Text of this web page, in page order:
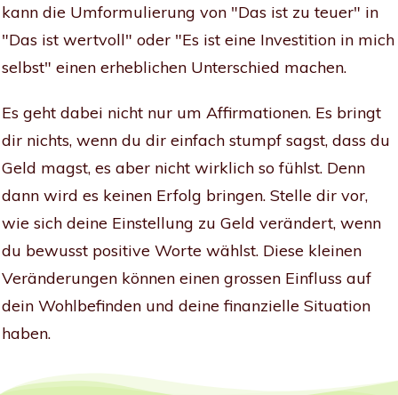
kann die Umformulierung von "Das ist zu teuer" in
"Das ist wertvoll" oder "Es ist eine Investition in mich
selbst" einen erheblichen Unterschied machen.
Es geht dabei nicht nur um Affirmationen. Es bringt
dir nichts, wenn du dir einfach stumpf sagst, dass du
Geld magst, es aber nicht wirklich so fühlst. Denn
dann wird es keinen Erfolg bringen. Stelle dir vor,
wie sich deine Einstellung zu Geld verändert, wenn
du bewusst positive Worte wählst. Diese kleinen
Veränderungen können einen grossen Einfluss auf
dein Wohlbefinden und deine finanzielle Situation
haben.